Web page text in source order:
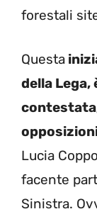
forestali
Questa
della
Lucia
facente
Sinistra.